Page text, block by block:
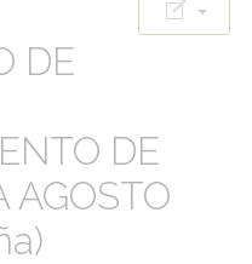
DE
DE
AGOSTO